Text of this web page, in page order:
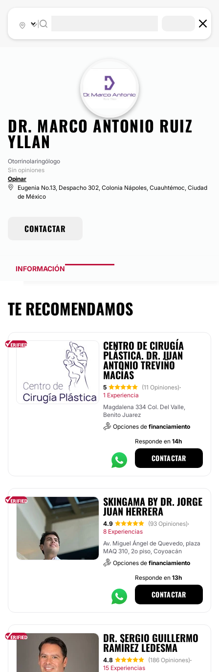
DR. MARCO ANTONIO RUIZ
YLLAN
Otorrinolaringólogo
Sin opiniones
Opinar
Eugenia No.13, Despacho 302, Colonia Nápoles, Cuauhtémoc, Ciudad
de México
CONTACTAR
INFORMACIÓN
TE RECOMENDAMOS
CENTRO DE CIRUGÍA
PLÁSTICA. DR. JUAN
ANTONIO TREVIÑO
MACÍAS
5 (11 Opiniones)·
1 Experiencia
Magdalena 334 Col. Del Valle,
Benito Juarez
Opciones de financiamiento
Responde en 14h
CONTACTAR
SKINGAMA BY DR. JORGE
JUAN HERRERA
4.9 (93 Opiniones)·
8 Experiencias
Av. Miguel Ángel de Quevedo, plaza
MAQ 310, 2o piso, Coyoacán
Opciones de financiamiento
Responde en 13h
CONTACTAR
DR. SERGIO GUILLERMO
RAMÍREZ LEDESMA
4.8 (186 Opiniones)·
15 Experiencias